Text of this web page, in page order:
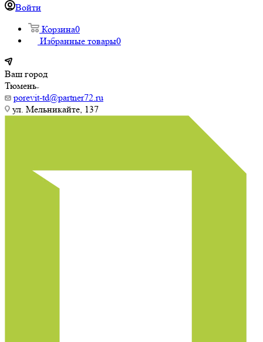
Войти
Корзина0
Избранные товары0
Ваш город
Тюмень
porevit-td@partner72.ru
ул. Мельникайте, 137